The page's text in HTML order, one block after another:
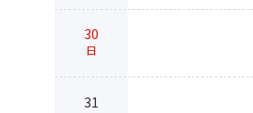
30
日
31